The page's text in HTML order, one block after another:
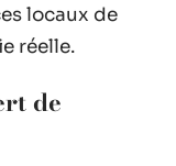
locaux de
réelle.
de